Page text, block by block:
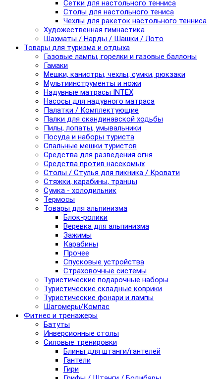
Сетки для настольного тенниса
Столы для настольного тениса
Чехлы для ракеток настольного тенниса
Художественная гимнастика
Шахматы / Нарды / Шашки / Лото
Товары для туризма и отдыха
Газовые лампы, горелки и газовые баллоны
Гамаки
Мешки, канистры, чехлы, сумки, рюкзаки
Мультиинструменты и ножи
Надувные матрасы INTEX
Насосы для надувного матраса
Палатки / Комплектующие
Палки для скандинавской ходьбы
Пилы, лопаты, умывальники
Посуда и наборы туриста
Спальные мешки туристов
Средства для разведения огня
Средства против насекомых
Столы / Стулья для пикника / Кровати
Стяжки, карабины, транцы
Сумка - холодильник
Термосы
Товары для альпинизма
Блок-ролики
Веревка для альпинизма
Зажимы
Карабины
Прочее
Спусковые устройства
Страховочные системы
Туристические подарочные наборы
Туристические складные коврики
Туристические фонари и лампы
Шагомеры/Компас
Фитнес и тренажеры
Батуты
Инверсионные столы
Силовые тренировки
Блины для штанги/гантелей
Гантели
Гири